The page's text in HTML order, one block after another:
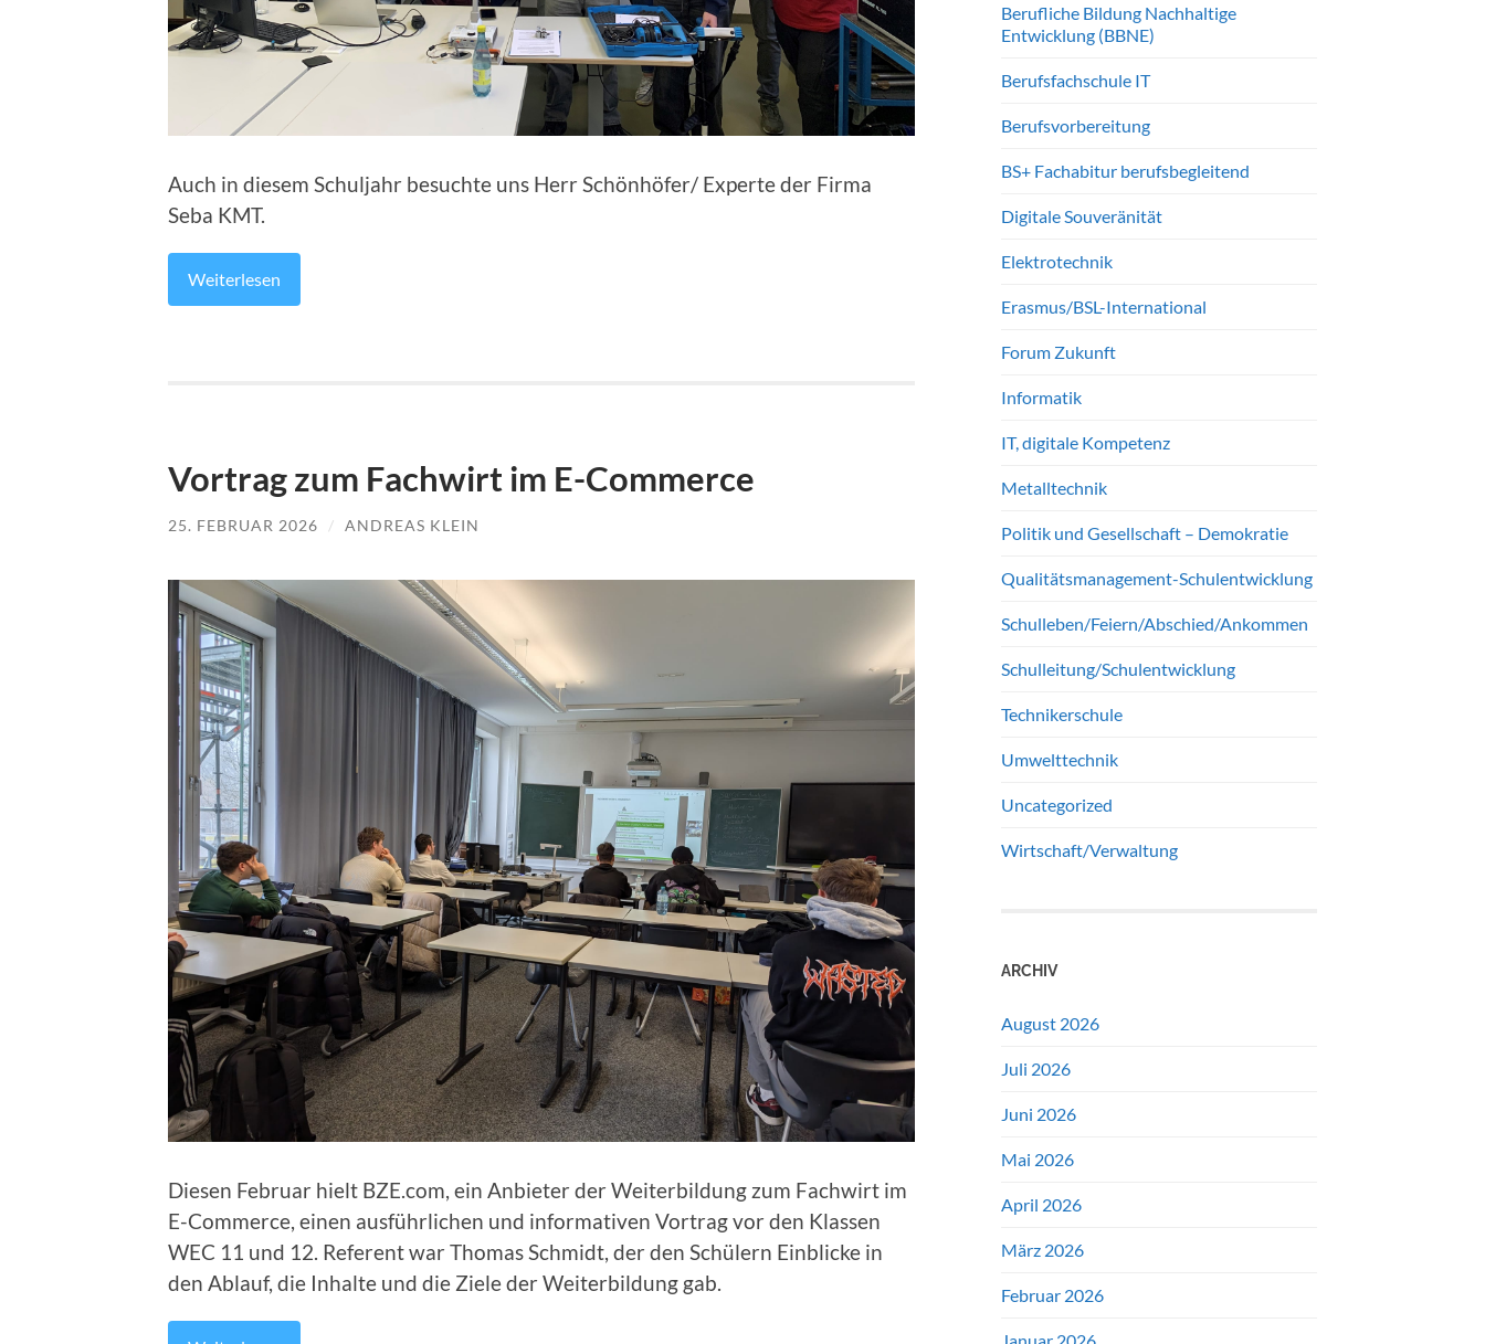
Auch in diesem Schuljahr besuchte uns Herr Schönhöfer/ Experte der Firma
Seba KMT.
Weiterlesen
Vortrag zum Fachwirt im E-Commerce
25. FEBRUAR 2026 / ANDREAS KLEIN
Diesen Februar hielt BZE.com, ein Anbieter der Weiterbildung zum Fachwirt im
E-Commerce, einen ausführlichen und informativen Vortrag vor den Klassen
WEC 11 und 12. Referent war Thomas Schmidt, der den Schülern Einblicke in
den Ablauf, die Inhalte und die Ziele der Weiterbildung gab.
Berufliche Bildung Nachhaltige
Entwicklung (BBNE)
Berufsfachschule IT
Berufsvorbereitung
BS+ Fachabitur berufsbegleitend
Digitale Souveränität
Elektrotechnik
Erasmus/BSL-International
Forum Zukunft
Informatik
IT, digitale Kompetenz
Metalltechnik
Politik und Gesellschaft – Demokratie
Qualitätsmanagement-Schulentwicklung
Schulleben/Feiern/Abschied/Ankommen
Schulleitung/Schulentwicklung
Technikerschule
Umwelttechnik
Uncategorized
Wirtschaft/Verwaltung
ARCHIV
August 2026
Juli 2026
Juni 2026
Mai 2026
April 2026
März 2026
Februar 2026
Januar 2026